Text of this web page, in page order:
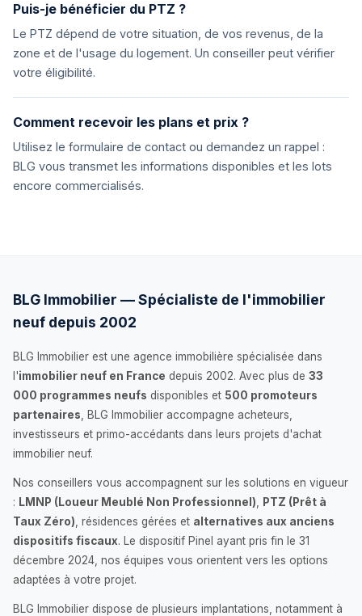
Puis-je bénéficier du PTZ ?
Le PTZ dépend de votre situation, de vos revenus, de la
zone et de l'usage du logement. Un conseiller peut vérifier
votre éligibilité.
Comment recevoir les plans et prix ?
Utilisez le formulaire de contact ou demandez un rappel :
BLG vous transmet les informations disponibles et les lots
encore commercialisés.
BLG Immobilier — Spécialiste de l'immobilier
neuf depuis 2002
BLG Immobilier est une agence immobilière spécialisée dans
l'immobilier neuf en France depuis 2002. Avec plus de 33
000 programmes neufs disponibles et 500 promoteurs
partenaires , BLG Immobilier accompagne acheteurs,
investisseurs et primo-accédants dans leurs projets d'achat
immobilier neuf.
Nos conseillers vous accompagnent sur les solutions en vigueur
: LMNP (Loueur Meublé Non Professionnel)
PTZ (Prêt à
Taux Zéro) , résidences gérées et alternatives aux anciens
dispositifs fiscaux. Le dispositif Pinel ayant pris fin le 31
décembre 2024, nos équipes vous orientent vers les options
adaptées à votre projet.
BLG Immobilier dispose de plusieurs implantations, notamment à